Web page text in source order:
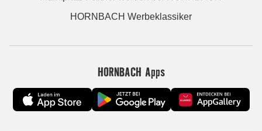
HORNBACH Werbeklassiker
HORNBACH Apps